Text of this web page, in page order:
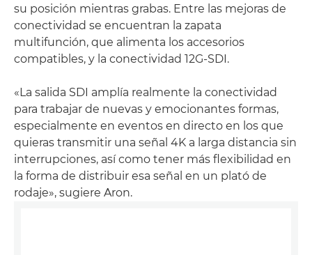
su posición mientras grabas. Entre las mejoras de
conectividad se encuentran la zapata
multifunción, que alimenta los accesorios
compatibles, y la conectividad 12G-SDI.
«La salida SDI amplía realmente la conectividad
para trabajar de nuevas y emocionantes formas,
especialmente en eventos en directo en los que
quieras transmitir una señal 4K a larga distancia sin
interrupciones, así como tener más flexibilidad en
la forma de distribuir esa señal en un plató de
rodaje», sugiere Aron.